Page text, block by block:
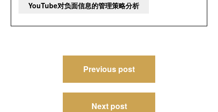
YouTube对负面信息的管理策略分析
Previous post
Next post